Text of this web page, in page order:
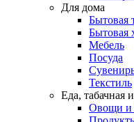
Для дома
Бытовая
Бытовая
Мебель
Посуда
Текстиль
Еда, табачная
Овощи и